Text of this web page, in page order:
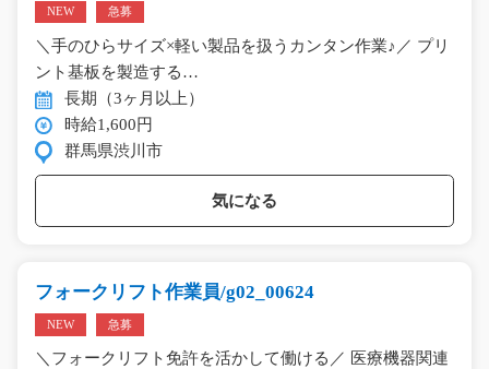
NEW 急募
＼手のひらサイズ×軽い製品を扱うカンタン作業♪／ プリ
ント基板を製造する…
長期（3ヶ月以上）
時給1,600円
群馬県渋川市
気になる
フォークリフト作業員/g02_00624
NEW 急募
＼フォークリフト免許を活かして働ける／ 医療機器関連